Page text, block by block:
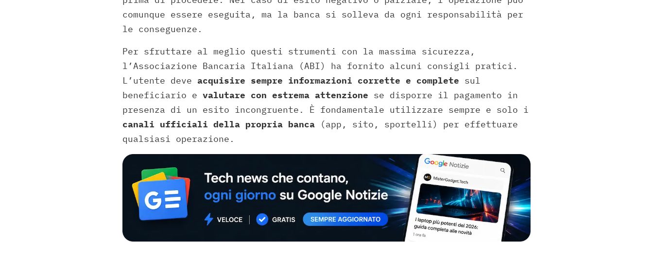
comunque essere eseguita, ma la banca si solleva da ogni responsabilità per
le conseguenze.
Per sfruttare al meglio questi strumenti con la massima sicurezza,
l’Associazione Bancaria Italiana (ABI) ha fornito alcuni consigli pratici.
L’utente deve acquisire sempre informazioni corrette e complete sul
beneficiario e valutare con estrema attenzione se disporre il pagamento in
presenza di un esito incongruente. È fondamentale utilizzare sempre e solo i
canali ufficiali della propria banca (app, sito, sportelli) per effettuare
qualsiasi operazione.